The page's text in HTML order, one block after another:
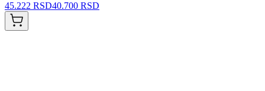
45.222 RSD40.700 RSD